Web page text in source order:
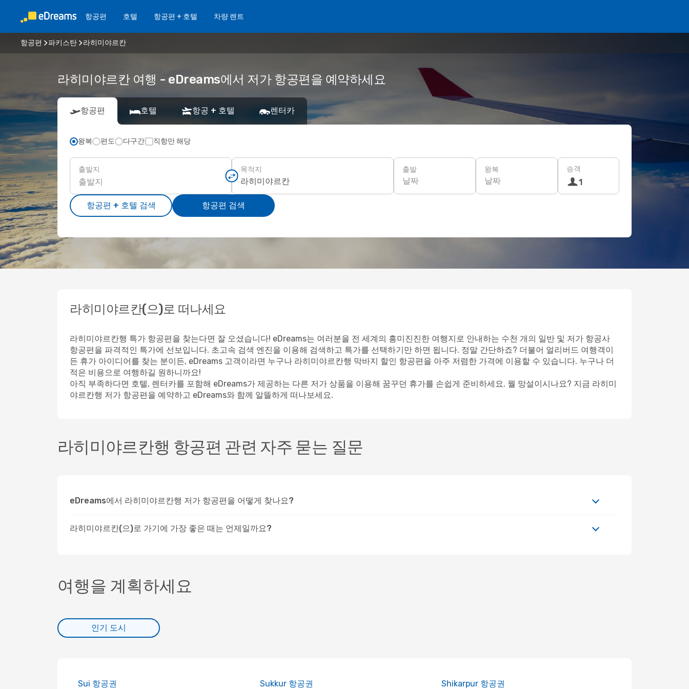
항공편 호텔 항공편 + 호텔 차량 렌트
항공편 파키스탄 라히미야르칸
라히미야르칸 여행 - eDreams에서 저가 항공편을 예약하세요
항공편 호텔 항공 + 호텔 렌터카
왕복 편도 다구간 직항만 해당
출발지 목적지 출발
날짜
왕복
날짜
승객
1
항공편 + 호텔 검색 항공편 검색
라히미야르칸(으)로 떠나세요
라히미야르칸행 특가 항공편을 찾는다면 잘 오셨습니다! eDreams는 여러분을 전 세계의 흥미진진한 여행지로 안내하는 수천 개의 일반 및 저가 항공사
항공편을 파격적인 특가에 선보입니다. 초고속 검색 엔진을 이용해 검색하고 특가를 선택하기만 하면 됩니다. 정말 간단하죠? 더불어 얼리버드 여행객이
든 휴가 아이디어를 찾는 분이든, eDreams 고객이라면 누구나 라히미야르칸행 막바지 할인 항공편을 아주 저렴한 가격에 이용할 수 있습니다. 누구나 더
적은 비용으로 여행하길 원하니까요!
아직 부족하다면 호텔, 렌터카를 포함해 eDreams가 제공하는 다른 저가 상품을 이용해 꿈꾸던 휴가를 손쉽게 준비하세요. 뭘 망설이시나요? 지금 라히미
야르칸행 저가 항공편을 예약하고 eDreams와 함께 알뜰하게 떠나보세요.
라히미야르칸행 항공편 관련 자주 묻는 질문
eDreams에서 라히미야르칸행 저가 항공편을 어떻게 찾나요?
라히미야르칸(으)로 가기에 가장 좋은 때는 언제일까요?
여행을 계획하세요
인기 도시
Sui 항공권 Sukkur 항공권 Shikarpur 항공권